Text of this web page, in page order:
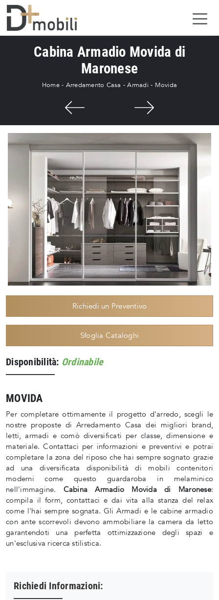
Cabina Armadio Movida di
Maronese
Home- Arredamento Casa -Armadi - Movida
Richiedi un Preventivo
Sfoglia Cataloghi
Disponibilità: Ordinabile
MOVIDA
Per completare ottimamente il progetto d'arredo, scegli le
nostre proposte di Arredamento Casa dei migliori brand,
letti, armadi e comò diversificati per classe, dimensione e
materiale. Contattaci per informazioni e preventivi e potrai
completare la zona del riposo che hai sempre sognato grazie
ad una diversificata disponibilità di mobili contenitori
moderni come questo guardaroba in melaminico
nell'immagine. Cabina Armadio Movida di Maronese:
compila il form, contattaci e dai vita alla stanza del relax
come l'hai sempre sognata. Gli Armadi e le cabine armadio
con ante scorrevoli devono ammobiliare la camera da letto
garantendoti una perfetta ottimizzazione degli spazi e
un'esclusiva ricerca stilistica.
Richiedi Informazioni: